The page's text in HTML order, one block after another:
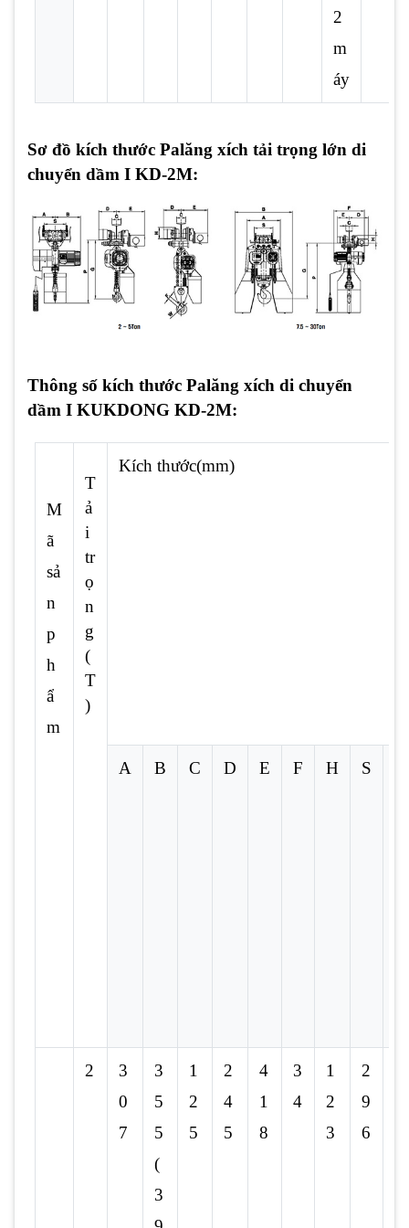
2
m
áy
Sơ đồ kích thước Palăng xích tải trọng lớn di
chuyển dầm I KD-2M:
Thông số kích thước Palăng xích di chuyển
dầm I KUKDONG KD-2M:
M
ã
sả
n
p
h
ẩ
m
T
ả
i
tr
ọ
n
g
(
T
)
Kích thước(mm)
A B C D E F H S
2
3
0
7
3
5
5
(
3
1
2
5
2
4
5
4
1
8
3
4
1
2
3
2
9
6